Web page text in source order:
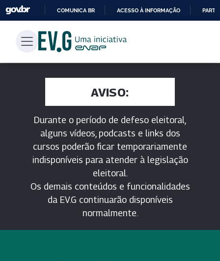
PARA
CONTEÚDO
COMUNICA BR ACESSO À INFORMAÇÃO
AVISO:
Durante o período de defeso eleitoral,
alguns vídeos, podcasts e links dos
cursos poderão ficar temporariamente
indisponíveis para atender à legislação
eleitoral.
Os demais conteúdos e funcionalidades
da EV.G continuarão disponíveis
normalmente.